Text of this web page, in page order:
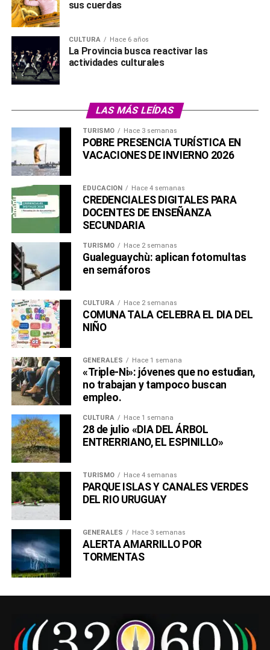
sus cuerdas
CULTURA Hace 6 años
La Provincia busca reactivar las
actividades culturales
LAS MÁS LEÍDAS
TURISMO Hace 3 semanas
POBRE PRESENCIA TURÍSTICA EN
VACACIONES DE INVIERNO 2026
EDUCACIÓN Hace 4 semanas
CREDENCIALES DIGITALES PARA
DOCENTES DE ENSEÑANZA
SECUNDARIA
TURISMO Hace 2 semanas
Gualeguaychù: aplican fotomultas
en semáforos
CULTURA Hace 2 semanas
COMUNA TALA CELEBRA EL DIA DEL
NIÑO
GENERALES Hace 1 semana
«Triple-Ni»: jóvenes que no estudian,
no trabajan y tampoco buscan
empleo.
CULTURA Hace 1 semana
28 de julio «DIA DEL ÁRBOL
ENTRERRIANO, EL ESPINILLO»
TURISMO Hace 4 semanas
PARQUE ISLAS Y CANALES VERDES
DEL RIO URUGUAY
GENERALES Hace 3 semanas
ALERTA AMARRILLO POR
TORMENTAS